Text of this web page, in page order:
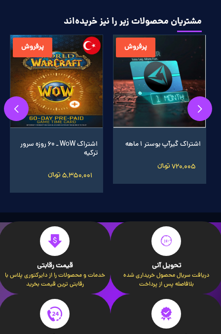
مشتریان محصولات زیر را نیز خریده‌اند
پرفروش
اشتراک گیرآپ بوستر 1 ماهه
720,005 تومانءءء
پرفروش
اشتراک WoW ـ 60 روزه سرور
ترکیه
5,350,001 تومانءءء
تحویل آنی
دریافت سریال محصول خریداری شده
بلافاصله پس از پرداخت
قیمت رقابتی
خدمات و محصولات را از دایرکتوری پلاس با
رقابتی ترین قیمت بخرید